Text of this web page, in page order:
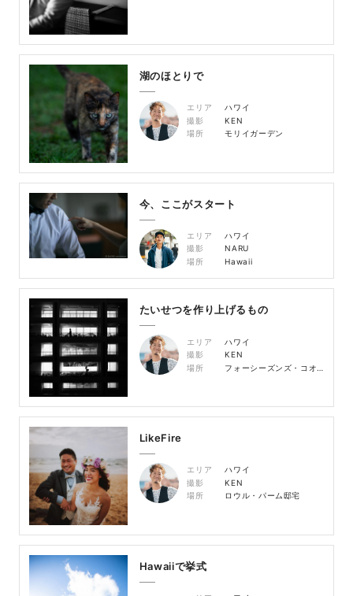
湖のほとりで
エリア
ハワイ
撮影
KEN
場所
モリイガーデン
今、ここがスタート
エリア
ハワイ
撮影
NARU
場所
Hawaii
たいせつを作り上げるもの
エリア
ハワイ
撮影
KEN
場所
フォーシーズンズ・コオリナ
LikeFire
エリア
ハワイ
撮影
KEN
場所
ロウル・パーム邸宅
Hawaiiで挙式